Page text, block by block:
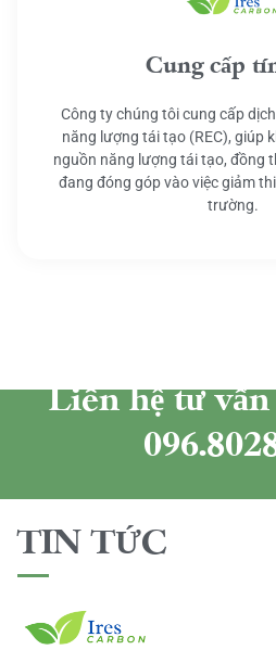
Cung cấp
Công ty chúng tôi cung cấp
năng lượng tái tạo (REC), giúp
nguồn năng lượng tái tạo, đồng
đang đóng góp vào việc giảm
trường.
Liên hệ tư
TIN TỨC